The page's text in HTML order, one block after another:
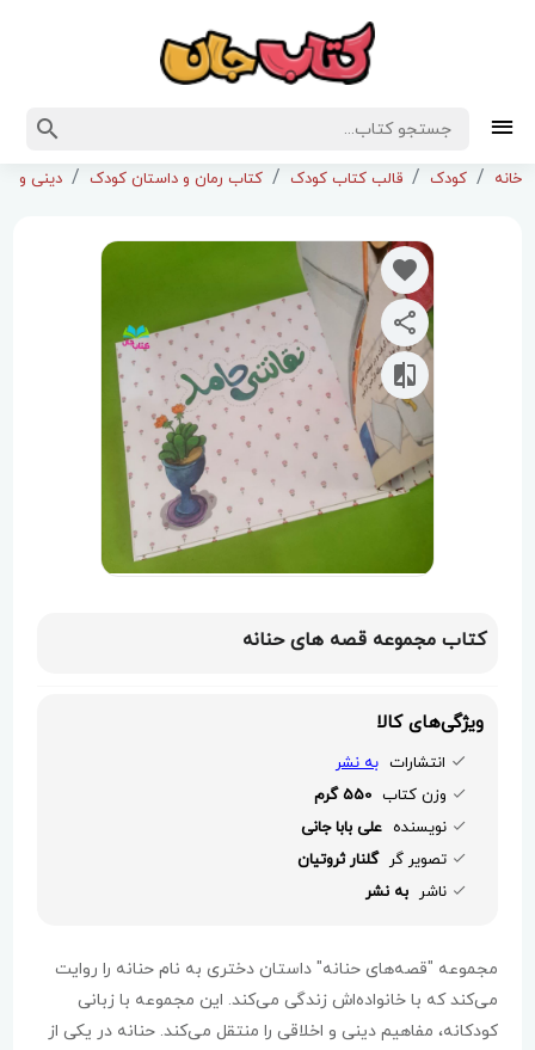
خانه کودک قالب کتاب کودک کتاب رمان و داستان کودک دینی و
کتاب مجموعه قصه های حنانه
ویژگی‌های کالا
انتشارات به نشر
وزن کتاب 550 گرم
نویسنده علی بابا جانی
تصویر گر گلنار ثروتیان
ناشر به نشر
مجموعه "قصه‌های حنانه" داستان دختری به نام حنانه را روایت
می‌کند که با خانواده‌اش زندگی می‌کند. این مجموعه با زبانی
کودکانه، مفاهیم دینی و اخلاقی را منتقل می‌کند. حنانه در یکی از